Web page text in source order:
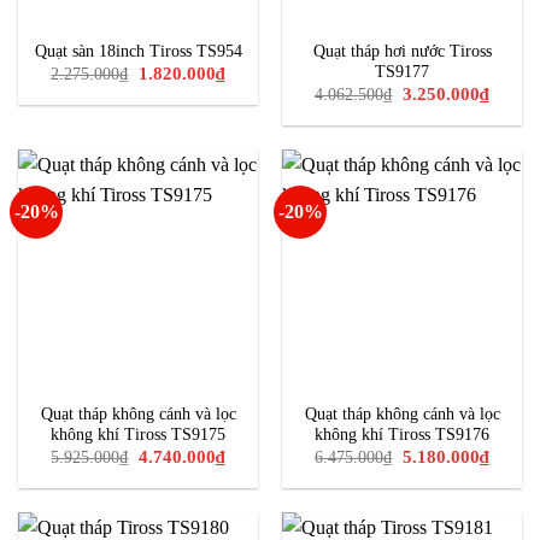
Quạt sàn 18inch Tiross TS954
2.275.000₫
Giá
là:
1.820.000₫Giá
hiện
tại
Quạt tháp hơi nước Tiross
TS9177
4.062.500₫ Giá
là:
3.250.000₫Giá
hiện
tại
-20%
Quạt tháp không cánh và lọc
không khí Tiross TS9175
5.925.000₫ Giá
là:
4.740.000₫Giá
hiện
tại
4.740.000₫.
-20%
Quạt tháp không cánh và lọc
không khí Tiross TS9176
6.475.000₫ Giá
là:
5.180.000₫Giá
hiện
tại